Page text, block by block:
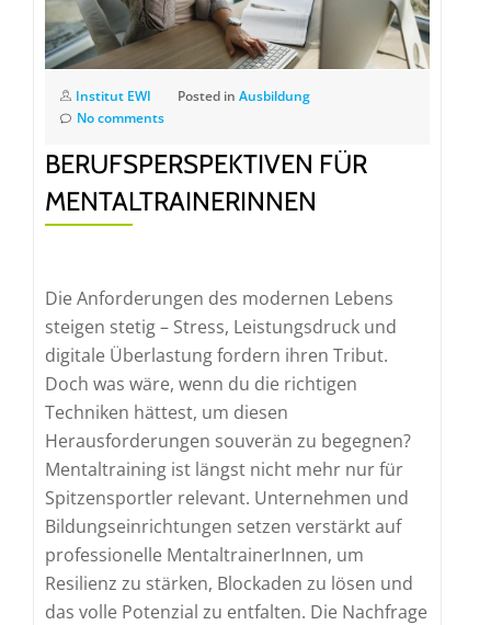
Institut EWI Posted in Ausbildung
No comments
BERUFSPERSPEKTIVEN FÜR
MENTALTRAINERINNEN
Die Anforderungen des modernen Lebens
steigen stetig – Stress, Leistungsdruck und
digitale Überlastung fordern ihren Tribut.
Doch was wäre, wenn du die richtigen
Techniken hättest, um diesen
Herausforderungen souverän zu begegnen?
Mentaltraining ist längst nicht mehr nur für
Spitzensportler relevant. Unternehmen und
Bildungseinrichtungen setzen verstärkt auf
professionelle MentaltrainerInnen, um
Resilienz zu stärken, Blockaden zu lösen und
das volle Potenzial zu entfalten. Die Nachfrage